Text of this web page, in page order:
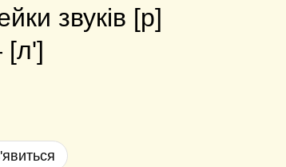
звуків [р]